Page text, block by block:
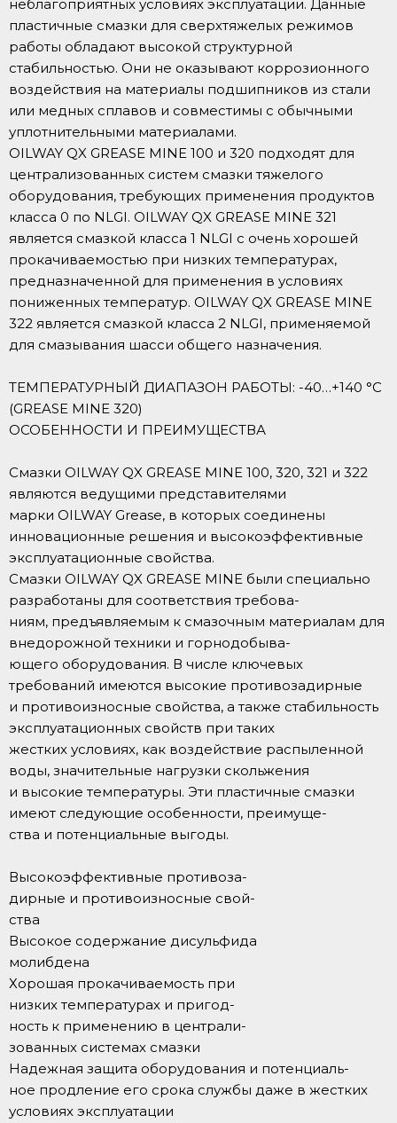
неблагоприятных условиях эксплуатации. Данные
пластичные смазки для сверхтяжелых режимов
работы обладают высокой структурной
стабильностью. Они не оказывают коррозионного
воздействия на материалы подшипников из стали
или медных сплавов и совместимы с обычными
уплотнительными материалами.
OILWAY QX GREASE MINE 100 и 320 подходят для
централизованных систем смазки тяжелого
оборудования, требующих применения продуктов
класса 0 по NLGI. OILWAY QX GREASE MINE 321
является смазкой класса 1 NLGI с очень хорошей
прокачиваемостью при низких температурах,
предназначенной для применения в условиях
пониженных температур. OILWAY QX GREASE MINE
322 является смазкой класса 2 NLGI, применяемой
для смазывания шасси общего назначения.
ТЕМПЕРАТУРНЫЙ ДИАПАЗОН РАБОТЫ: -40…+140 °С
(GREASE MINE 320)
ОСОБЕННОСТИ И ПРЕИМУЩЕСТВА
Смазки OILWAY QX GREASE MINE 100, 320, 321 и 322
являются ведущими представителями
марки OILWAY Grease, в которых соединены
инновационные решения и высокоэффективные
эксплуатационные свойства.
Смазки OILWAY QX GREASE MINE были специально
разработаны для соответствия требова-
ниям, предъявляемым к смазочным материалам для
внедорожной техники и горнодобыва-
ющего оборудования. В числе ключевых
требований имеются высокие противозадирные
и противоизносные свойства, а также стабильность
эксплуатационных свойств при таких
жестких условиях, как воздействие распыленной
воды, значительные нагрузки скольжения
и высокие температуры. Эти пластичные смазки
имеют следующие особенности, преимуще-
ства и потенциальные выгоды.
Высокоэффективные противоза-
дирные и противоизносные свой-
ства
Высокое содержание дисульфида
молибдена
Хорошая прокачиваемость при
низких температурах и пригод-
ность к применению в централи-
зованных системах смазки
Надежная защита оборудования и потенциаль-
ное продление его срока службы даже в жестких
условиях эксплуатации